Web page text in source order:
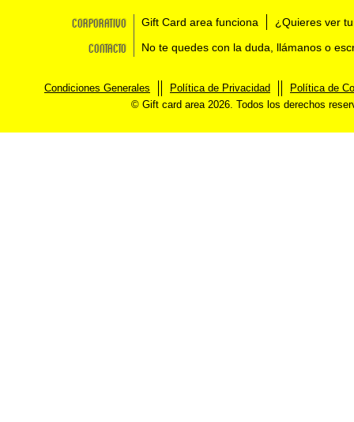
Corporativo Gift Card area funciona ¿Quieres ver
Contacto No te quedes con la duda, llámanos o
Condiciones Generales Política de Privacidad
Política de
© Gift card area 2026. Todos los derechos